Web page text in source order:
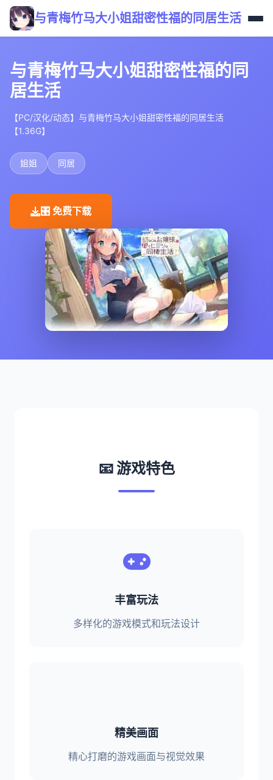
与青梅竹马大小姐甜密性福的同居生活
与青梅竹马大小姐甜密性福的同
居生活
【PC/汉化/动态】与青梅竹马大小姐甜密性福的同居生活
【1.36G】
姐姐 同居
🎛️ 免费下载
📧 游戏特色
丰富玩法
多样化的游戏模式和玩法设计
精美画面
精心打磨的游戏画面与视觉效果